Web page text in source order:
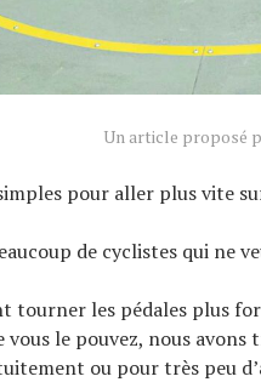
Un article proposé
pour aller plus vite
de cyclistes qui ne
tourner les pédales plus
vous le pouvez, nous
ou pour très peu